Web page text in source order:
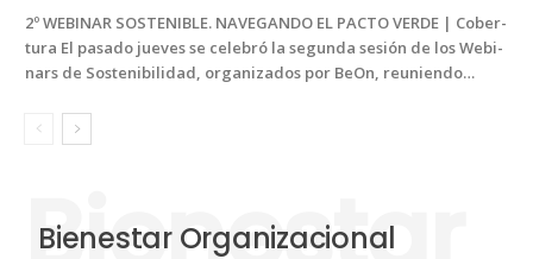
2º WEBINAR SOSTENIBLE. NAVEGANDO EL PACTO VERDE | Cober­
tu­ra El pasa­do jueves se cele­bró la segun­da sesión de los Webi­
na­rs de Sosteni­bil­i­dad, orga­ni­za­dos por BeOn, reunien­do…
Bienestar Organizacional